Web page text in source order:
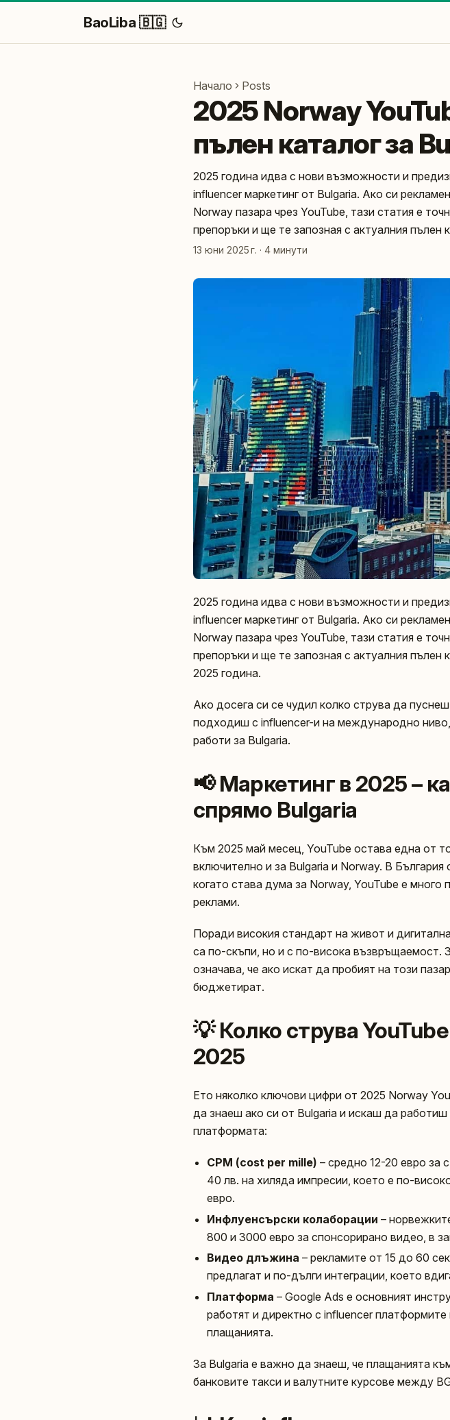
BaoLiba 🇧🇬
Начало Posts
2025 Norway
пълен каталог за
2025 година идва с нови възможности и
influencer маркетинг от Bulgaria. Ако си
Norway пазара чрез YouTube, тази статия е
препоръки и ще те запозная с актуалния пълен
13 юни 2025 г. · 4 минути
2025 година идва с нови възможности и
influencer маркетинг от Bulgaria. Ако си
Norway пазара чрез YouTube, тази статия е
препоръки и ще те запозная с актуалния пълен
2025 година.
Ако досега си се чудил колко струва да
подходиш с influencer-и на международно
работи за Bulgaria.
📢 Маркетинг в 2025 –
спрямо Bulgaria
Към 2025 май месец, YouTube остава една от
включително и за Bulgaria и Norway. В
когато става дума за Norway, YouTube е
реклами.
Поради високия стандарт на живот и
са по-скъпи, но и с по-висока възвръщаемост.
означава, че ако искат да пробият на този
бюджетират.
💡 Колко струва
2025
Ето няколко ключови цифри от 2025 Norway
да знаеш ако си от Bulgaria и искаш да
платформата:
CPM (cost per mille) – средно 12-20 евро за
40 лв. на хиляда импресии, което е по-
евро.
Инфлуенсърски колаборации –
800 и 3000 евро за спонсорирано видео, в
Видео длъжина – рекламите от 15 до 60
предлагат и по-дълги интеграции, което
Платформа – Google Ads е основният
работят и директно с influencer
плащанията.
За Bulgaria е важно да знаеш, че плащанията
банковите такси и валутните курсове между